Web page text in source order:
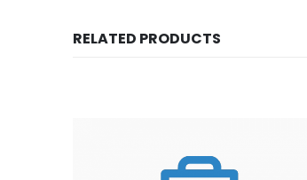
RELATED PRODUCTS